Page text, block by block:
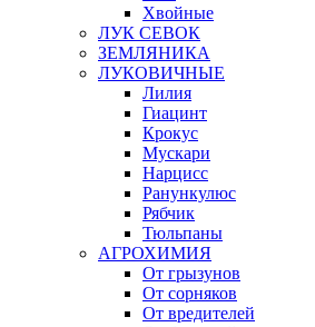
Хвойные
ЛУК СЕВОК
ЗЕМЛЯНИКА
ЛУКОВИЧНЫЕ
Лилия
Гиацинт
Крокус
Мускари
Нарцисс
Ранункулюс
Рябчик
Тюльпаны
АГРОХИМИЯ
От грызунов
От сорняков
От вредителей